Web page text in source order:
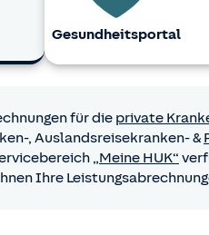
Gesundheitsportal
für die private
, Auslandsreisekranken- &
„Meine HUK“
Ihre